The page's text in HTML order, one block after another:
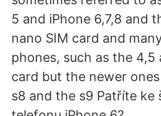
5 and iPhone 6,7,8 and
nano SIM card and
phones, such as the 4,5
card but the newer
s8 and the s9 Patříte ke